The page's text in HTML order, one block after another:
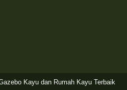
Kayu dan Rumah Kayu Terbaik